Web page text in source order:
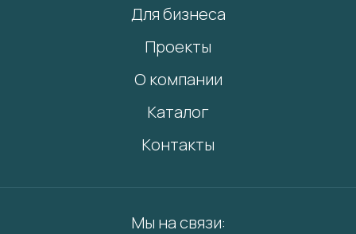
Для бизнеса
Проекты
О компании
Каталог
Контакты
Мы на связи: